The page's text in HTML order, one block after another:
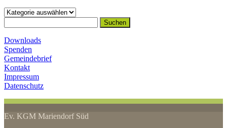
Kategorien
nach:
Downloads
Spenden
Gemeindebrief
Kontakt
Impressum
Datenschutz
Ev. KGM Mariendorf Süd